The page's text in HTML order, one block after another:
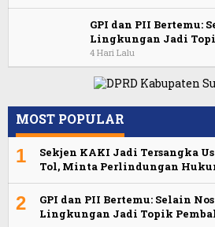
GPI dan PII Bertemu:
Lingkungan Jadi
4 Hari Lalu
MOST POPULAR
1
Sekjen KAKI Jadi Tersangka
Tol, Minta Perlindungan
2
GPI dan PII Bertemu: Selain
Lingkungan Jadi Topik